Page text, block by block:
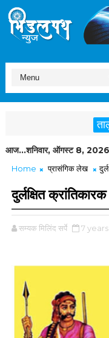
आज...शनिवार, ऑगस्ट 8, 2026
Home प्रासंगिक लेख
दुर्लक्षित
सम्यक मिलिंद सर्पे 7